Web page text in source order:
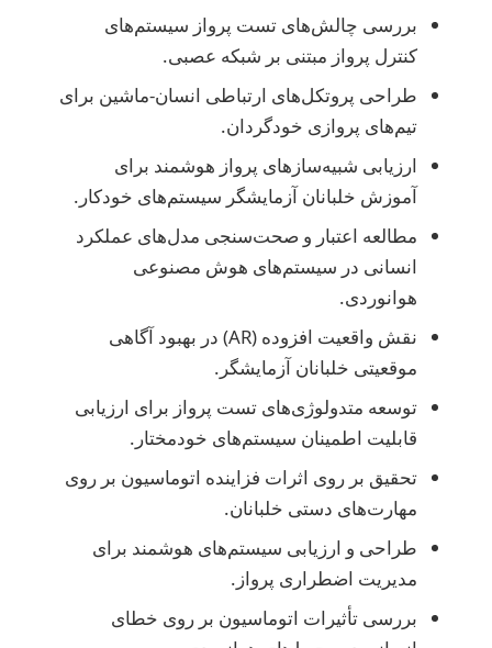
بررسی چالش‌های تست پرواز سیستم‌های
کنترل پرواز مبتنی بر شبکه عصبی.
طراحی پروتکل‌های ارتباطی انسان-ماشین برای
تیم‌های پروازی خودگردان.
ارزیابی شبیه‌سازهای پرواز هوشمند برای
آموزش خلبانان آزمایشگر سیستم‌های خودکار.
مطالعه اعتبار و صحت‌سنجی مدل‌های عملکرد
انسانی در سیستم‌های هوش مصنوعی
هوانوردی.
نقش واقعیت افزوده (AR) در بهبود آگاهی
موقعیتی خلبانان آزمایشگر.
توسعه متدولوژی‌های تست پرواز برای ارزیابی
قابلیت اطمینان سیستم‌های خودمختار.
تحقیق بر روی اثرات فزاینده اتوماسیون بر روی
مهارت‌های دستی خلبانان.
طراحی و ارزیابی سیستم‌های هوشمند برای
مدیریت اضطراری پرواز.
بررسی تأثیرات اتوماسیون بر روی خطای